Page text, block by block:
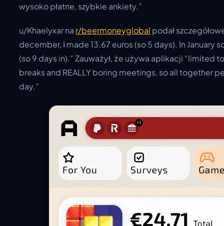
wysoko płatne, szybkie ankiety.”
u/Khaelyxar na r/beermoneyglobal podał
december, I made 13.67 euros (so 5 days). In January
(so 9 days in).” Zauważył, że używa aplikacji “limited
breaks and REALLY boring meetings, so all together
day.”